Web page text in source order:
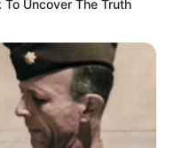
Dağıdıcı
edilib
0 0
Uncover The Truth